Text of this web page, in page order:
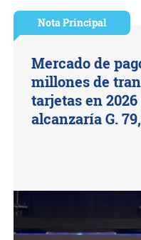
Nota Principal
Mercado de
millones de
tarjetas en
alcanzaría G.